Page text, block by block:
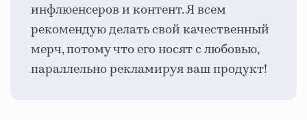
инфлюенсеров и контент. Я всем
рекомендую делать свой качественный
мерч, потому что его носят с любовью,
параллельно рекламируя ваш продукт!